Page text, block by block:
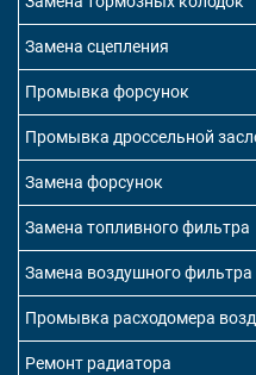
Замена сцепления
Промывка форсунок
Промывка дроссельной
Замена форсунок
Замена топливного фильтра
Замена воздушного фильтра
Промывка расходомера
Ремонт радиатора